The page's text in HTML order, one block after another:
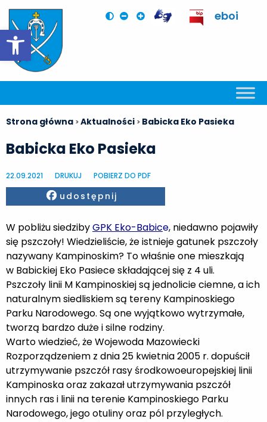
Otwórz pasek narzędzi
eboi
Strona główna >Aktualności > Babicka Eko Pasieka
Babicka Eko Pasieka
22.09.2021 DRUKUJ POBIERZ DO PDF
Facebook
udostępnij
W pobliżu siedzibyGPK Eko-Babice, niedawno pojawiły
się pszczoły! Wiedzieliście, że istnieje gatunek pszczoły
nazywany Kampinoskim? To właśnie one mieszkają
w Babickiej Eko Pasiece składającej się z 4 uli.
Pszczoły linii M Kampinoskiej są jednolicie ciemne, a ich
naturalnym siedliskiem są tereny Kampinoskiego
Parku Narodowego. Są one wyjątkowo wytrzymałe,
tworzą bardzo duże i silne rodziny.
Warto wiedzieć, że Wojewoda Mazowiecki
Rozporządzeniem z dnia 25 kwietnia 2005 r. dopuścił
utrzymywanie pszczół rasy środkowoeuropejskiej linii
Kampinoska oraz zakazał utrzymywania pszczół
innych ras i linii na terenie Kampinoskiego Parku
Narodowego, jego otuliny oraz pól przyległych.